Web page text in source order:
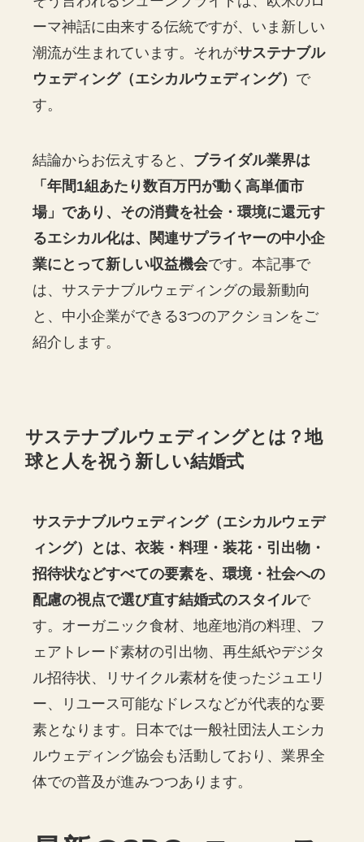
ーマ神話に由来する伝統ですが、いま新しい
潮流が生まれています。それがサステナブル
ウェディング（エシカルウェディング） で
す。
結論からお伝えすると、 ブライダル業界は
「年間1組あたり数百万円が動く高単価市
場」であり、その消費を社会・環境に還元す
るエシカル化は、関連サプライヤーの中小企
業にとって新しい収益機会です。本記事で
は、サステナブルウェディングの最新動向
と、中小企業ができる3つのアクションをご
紹介します。
サステナブルウェディングとは？地
球と人を祝う新しい結婚式
サステナブルウェディング（エシカルウェデ
ィング）とは、衣装・料理・装花・引出物・
招待状などすべての要素を、環境・社会への
配慮の視点で選び直す結婚式のスタイルで
す。オーガニック食材、地産地消の料理、フ
ェアトレード素材の引出物、再生紙やデジタ
ル招待状、リサイクル素材を使ったジュエリ
ー、リユース可能なドレスなどが代表的な要
素となります。日本では一般社団法人エシカ
ルウェディング協会も活動しており、業界全
体での普及が進みつつあります。